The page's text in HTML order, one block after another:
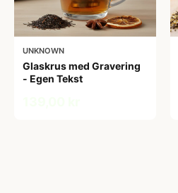
UNKNOWN
Glaskrus med Gravering
- Egen Tekst